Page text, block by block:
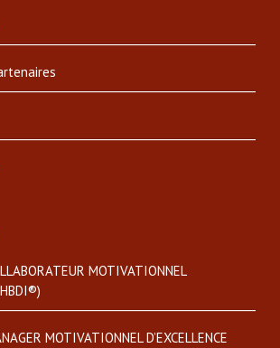
MOTIVATIONNEL
MOTIVATIONNEL D’EXCELLENCE